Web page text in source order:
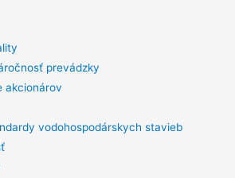
prevádzky
akcionárov
vodohospodárskych stavieb